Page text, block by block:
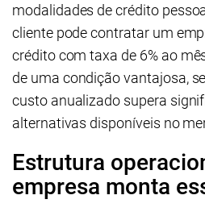
modalidades de crédito
cliente pode contratar um
crédito com taxa de 6% ao
de uma condição vantajosa,
custo anualizado supera
alternativas disponíveis no
Estrutura
empresa monta